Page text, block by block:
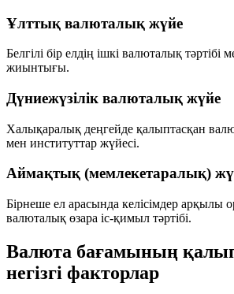
Ұлттық валюталық жүйе
Белгілі бір елдің ішкі валюталық тәртібі
жиынтығы.
Дүниежүзілік валюталық жүйе
Халықаралық деңгейде қалыптасқан
мен институттар жүйесі.
Аймақтық (мемлекетаралық)
Бірнеше ел арасында келісімдер арқылы
валюталық өзара іс-қимыл тәртібі.
Валюта бағамының
негізгі факторлар